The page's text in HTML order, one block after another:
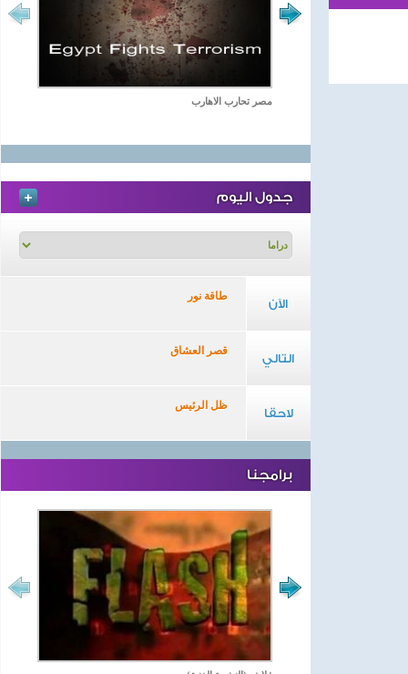
مصر تحارب الاهارب
جدول اليوم
الآن
طاقة نور
التالي
قصر العشاق
لاحقا
ظل الرئيس
برامجنا